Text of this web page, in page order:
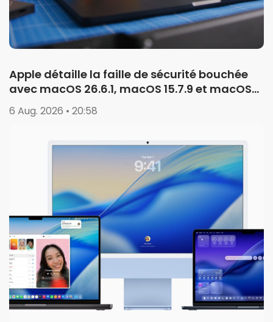
Apple détaille la faille de sécurité bouchée
avec macOS 26.6.1, macOS 15.7.9 et macOS
14.8.9
6 Aug. 2026 • 20:58